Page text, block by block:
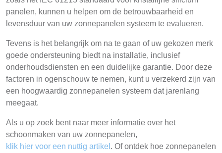
panelen, kunnen u helpen om de betrouwbaarheid en
levensduur van uw zonnepanelen systeem te evalueren.
Tevens is het belangrijk om na te gaan of uw gekozen merk
goede ondersteuning biedt na installatie, inclusief
onderhoudsdiensten en een duidelijke garantie. Door deze
factoren in ogenschouw te nemen, kunt u verzekerd zijn van
een hoogwaardig zonnepanelen systeem dat jarenlang
meegaat.
Als u op zoek bent naar meer informatie over het
schoonmaken van uw zonnepanelen,
klik hier voor een nuttig artikel . Of ontdek hoe zonnepanelen